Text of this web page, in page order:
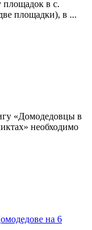
площадок в с.
площадки), в ...
«Домодедовцы в
необходимо
на 6